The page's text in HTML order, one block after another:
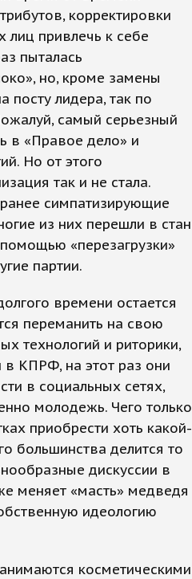
корректировки
привлечь к себе
пыталась
но, кроме замены
посту лидера, так по
самый серьезный
в «Правое дело» и
Но от этого
так и не стала.
симпатизирующие
из них перешли в стан
«перезагрузки»
партии.
времени остается
переманить на свою
технологий и риторики,
в КПРФ, на этот раз они
в социальных сетях,
молодежь. Чего только
приобрести хоть какой-
большинства делится то
дискуссии в
меняет «масть» медведя
идеологию
косметическими